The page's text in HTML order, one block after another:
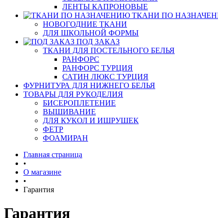
ЛЕНТЫ КАПРОНОВЫЕ
ТКАНИ ПО
НОВОГОДНИЕ ТКАНИ
ДЛЯ ШКОЛЬНОЙ ФОРМЫ
ПОД ЗАКАЗ
ТКАНИ ДЛЯ ПОСТЕЛЬНОГО БЕЛЬЯ
РАНФОРС
РАНФОРС ТУРЦИЯ
САТИН ЛЮКС ТУРЦИЯ
ФУРНИТУРА ДЛЯ НИЖНЕГО БЕЛЬЯ
ТОВАРЫ ДЛЯ РУКОДЕЛИЯ
БИСЕРОПЛЕТЕНИЕ
ВЫШИВАНИЕ
ДЛЯ КУКОЛ И ИШРУШЕК
ФЕТР
ФОАМИРАН
Главная страница
•
О магазине
•
Гарантия
Гарантия